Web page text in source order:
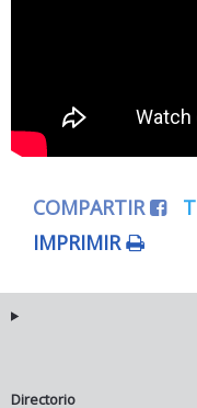
COMPARTIR
IMPRIMIR
Directorio